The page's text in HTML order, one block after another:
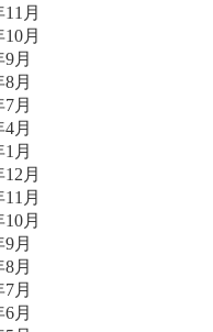
11月
10月
9月
8月
7月
4月
1月
12月
11月
10月
9月
8月
7月
6月